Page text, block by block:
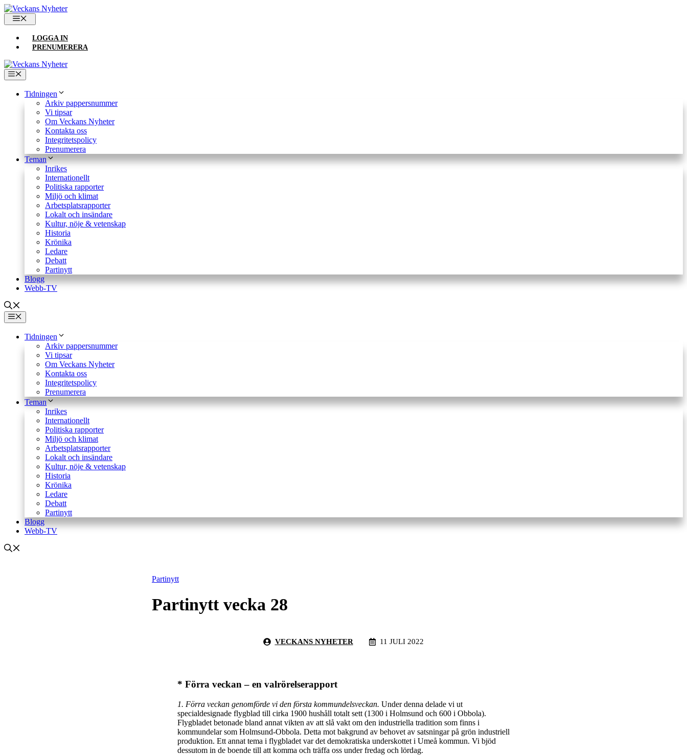
Hoppa
till
innehåll
LOGGA IN
PRENUMERERA
Meny
Tidningen
Arkiv pappersnummer
Vi tipsar
Om Veckans Nyheter
Kontakta oss
Integritetspolicy
Prenumerera
Teman
Inrikes
Internationellt
Politiska rapporter
Miljö och klimat
Arbetsplatsrapporter
Lokalt och insändare
Kultur, nöje & vetenskap
Historia
Krönika
Ledare
Debatt
Partinytt
Blogg
Webb-TV
Meny
Tidningen
Arkiv pappersnummer
Vi tipsar
Om Veckans Nyheter
Kontakta oss
Integritetspolicy
Prenumerera
Teman
Inrikes
Internationellt
Politiska rapporter
Miljö och klimat
Arbetsplatsrapporter
Lokalt och insändare
Kultur, nöje & vetenskap
Historia
Krönika
Ledare
Debatt
Partinytt
Blogg
Webb-TV
Partinytt
Partinytt vecka 28
VECKANS NYHETER 11 JULI 2022
* Förra veckan – en valrörelserapport
1. Förra veckan genomförde vi den första kommundelsveckan. Under denna delade vi ut
specialdesignade flygblad till cirka 1900 hushåll totalt sett (1300 i Holmsund och 600 i Obbola).
Flygbladet betonade bland annat vikten av att slå vakt om den industriella tradition som finns i
kommundelar som Holmsund-Obbola. Detta mot bakgrund av behovet av satsningar på grön industriell
produktion. Ett annat tema i flygbladet var det demokratiska underskottet i Umeå kommun. Vi bjöd
dessutom in de boende till att komma och träffa oss under fredag och lördag.